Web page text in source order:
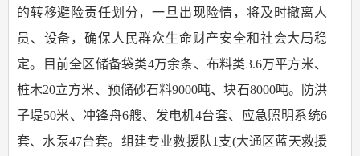
的转移避险责任划分，一旦出现险情，将及时撤离人
员、设备，确保人民群众生命财产安全和社会大局稳
定。目前全区储备袋类4万余条、布料类3.6万平方米、
桩木20立方米、预储砂石料9000吨、块石8000吨。防洪
子堤50米、冲锋舟6艘、发电机4台套、应急照明系统6
套、水泵47台套。组建专业救援队1支(大通区蓝天救援